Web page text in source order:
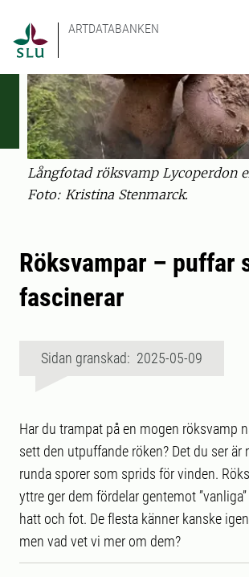
ARTDATABANKEN
Långfotad röksvamp Lycoperdon
Foto: Kristina Stenmarck.
Röksvampar – puffar
fascinerar
Sidan granskad: 2025-05-09
Har du trampat på en mogen röksvamp
sett den utpuffande röken? Det du ser är
runda sporer som sprids för vinden.
yttre ger dem fördelar gentemot
hatt och fot. De flesta känner kanske
men vad vet vi mer om dem?